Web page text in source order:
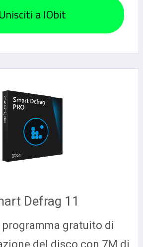
Unisciti a IObit
Defrag 11
gratuito di
del disco con 7M di